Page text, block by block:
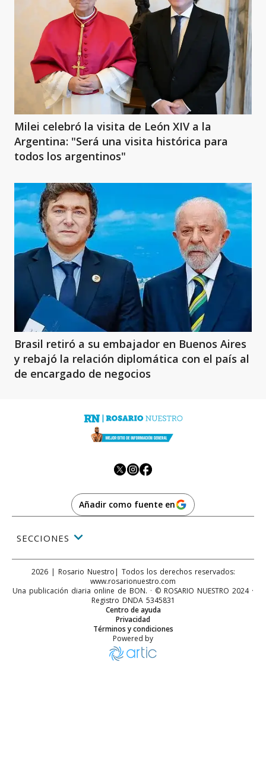
Milei celebró la visita de León XIV a la
Argentina: "Será una visita histórica para
todos los argentinos"
Brasil retiró a su embajador en Buenos Aires
y rebajó la relación diplomática con el país al
de encargado de negocios
Añadir como fuente en
SECCIONES
2026| Rosario Nuestro | Todos los derechos reservados:
www.rosarionuestro.com
Una publicación diaria online de BON. · © ROSARIO NUESTRO 2024 ·
Registro DNDA 5345831
Términos y condiciones
Privacidad
Centro de ayuda
Powered by